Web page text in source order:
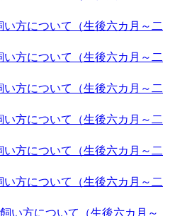
散のためにも、週何回かは
げるのが良いでしょう。何か
、ヨークシャーテリア専門
ご相談ください。
する利点は、ペットショップ
一匹の健康状態や性格などを
ところです。また、育て方な
ブリーダーに確認することが
れば、お迎えはブリーダーか
ールはヨークシャーテリア専
ヨークシャーテリアをお迎
方について（生後六カ月～二
方について（生後六カ月～二
方について（生後六カ月～二
方について（生後六カ月～二
方について（生後六カ月～二
方について（生後六カ月～二
い方について（生後六カ月～